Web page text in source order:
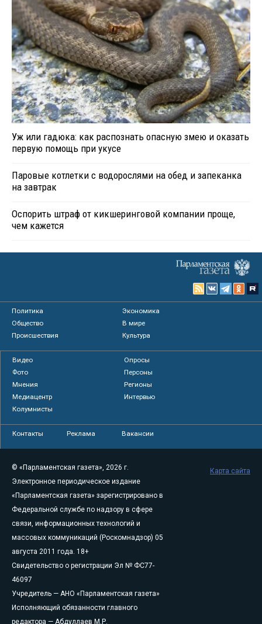
Уж или гадюка: как распознать опасную змею и оказать
первую помощь при укусе
Паровые котлетки с водорослями на обед и запеканка
на завтрак
Оспорить штраф от кикшеринговой компании проще,
чем кажется
Политика
Экономика
Общество
В мире
Происшествия
Культура
Видео
Опросы
Фото
Персоны
Мнения
Регионы
Медиацентр
Интервью
Колумнисты
Контакты Реклама Вакансии
© «Парламентская газета», 2026 г.
Электронное периодическое издание
«Парламентская газета» зарегистрировано в
Федеральной службе по надзору в сфере
связи, информационных технологий и
массовых коммуникаций (Роскомнадзор) 05
августа 2011 года. 18+
Свидетельство о регистрации Эл № ФС77-
46097
Учредитель — АНО «Парламентская газета»
Исполняющий обязанности главного
редактора — Абдуллаев М.Р.
Карта сайта